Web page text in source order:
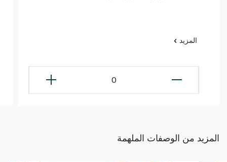
المزيد
0
المزيد من الوصفات الملهمة